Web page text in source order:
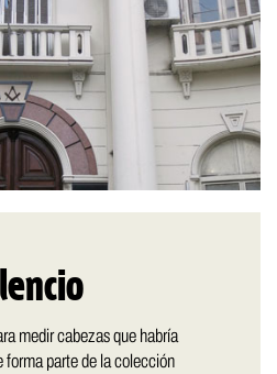
medir cabezas que habría
parte de la colección